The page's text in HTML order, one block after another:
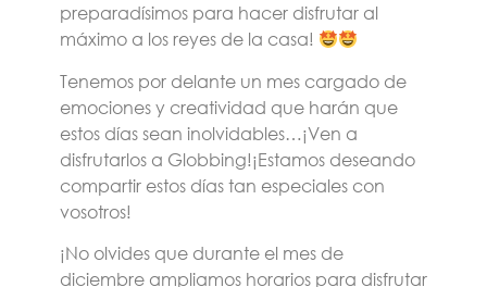
preparadísimos para hacer disfrutar al
máximo a los reyes de la casa!
Tenemos por delante un mes cargado de
emociones y creatividad que harán que
estos días sean inolvidables…¡Ven a
disfrutarlos a Globbing!¡Estamos deseando
compartir estos días tan especiales con
vosotros!
¡No olvides que durante el mes de
diciembre ampliamos horarios para disfrutar